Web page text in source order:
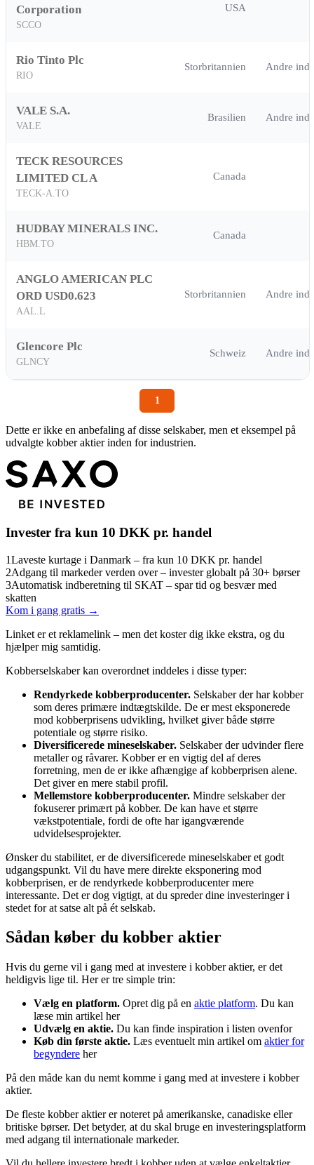
Corporation
SCCO
USA
Rio Tinto Plc
RIO
Storbritannien Andre
VALE S.A.
VALE
Brasilien Andre
TECK RESOURCES
LIMITED CL A
TECK-A.TO
Canada
HUDBAY MINERALS INC.
HBM.TO
Canada
ANGLO AMERICAN PLC
ORD USD0.623
AAL.L
Storbritannien Andre
Glencore Plc
GLNCY
Schweiz Andre
1
Dette er ikke en anbefaling af disse selskaber, men et eksempel på
udvalgte kobber aktier inden for industrien.
Invester fra kun 10 DKK pr. handel
1Laveste kurtage i Danmark – fra kun 10 DKK pr. handel
2Adgang til markeder verden over – invester globalt på 30+ børser
3Automatisk indberetning til SKAT – spar tid og besvær med
skatten
Kom i gang gratis →
Linket er et reklamelink – men det koster dig ikke ekstra, og du
hjælper mig samtidig.
Kobberselskaber kan overordnet inddeles i disse typer:
Rendyrkede kobberproducenter. Selskaber der har kobber
som deres primære indtægtskilde. De er mest eksponerede
mod kobberprisens udvikling, hvilket giver både større
potentiale og større risiko.
Diversificerede mineselskaber. Selskaber der udvinder flere
metaller og råvarer. Kobber er en vigtig del af deres
forretning, men de er ikke afhængige af kobberprisen alene.
Det giver en mere stabil profil.
Mellemstore kobberproducenter. Mindre selskaber der
fokuserer primært på kobber. De kan have et større
vækstpotentiale, fordi de ofte har igangværende
udvidelsesprojekter.
Ønsker du stabilitet, er de diversificerede mineselskaber et godt
udgangspunkt. Vil du have mere direkte eksponering mod
kobberprisen, er de rendyrkede kobberproducenter mere
interessante. Det er dog vigtigt, at du spreder dine investeringer i
stedet for at satse alt på ét selskab.
Sådan køber du kobber aktier
Hvis du gerne vil i gang med at investere i kobber aktier, er det
heldigvis lige til. Her er tre simple trin:
Vælg en platform. Opret dig på en aktie platform. Du kan
læse min artikel her
Udvælg en aktie. Du kan finde inspiration i listen ovenfor
Køb din første aktie. Læs eventuelt min artikel om aktier for
begyndere her
På den måde kan du nemt komme i gang med at investere i kobber
aktier.
De fleste kobber aktier er noteret på amerikanske, canadiske eller
britiske børser. Det betyder, at du skal bruge en investeringsplatform
med adgang til internationale markeder.